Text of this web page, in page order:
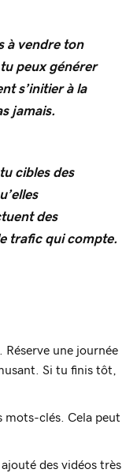
à vendre ton
peux générer
s’initier à la
jamais.
cibles des
des
trafic qui compte.
une journée
Si tu finis tôt,
mots-clés. Cela peut
des vidéos très